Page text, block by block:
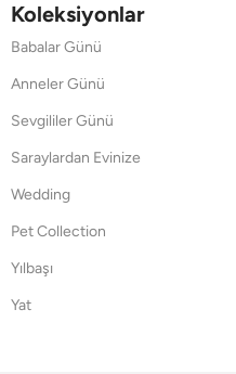
Koleksiyonlar
Babalar Günü
Anneler Günü
Sevgililer Günü
Saraylardan Evinize
Wedding
Pet Collection
Yılbaşı
Yat